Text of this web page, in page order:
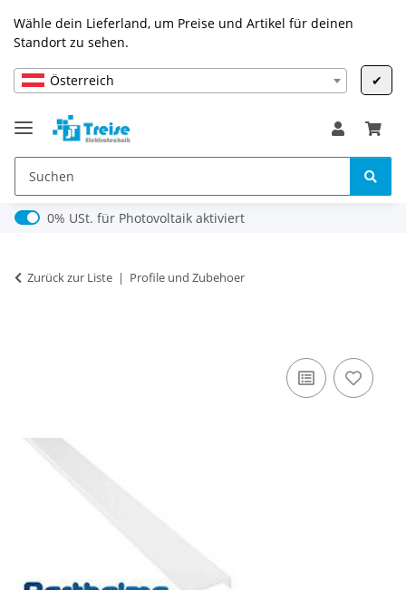
Wähle dein Lieferland, um Preise und Artikel für deinen
Standort zu sehen.
Österreich ✔
0% USt. für Photovoltaik (§ 12 Abs. 3 UStG)
0% USt. für Photovoltaik aktiviert
Zurück zur Liste Profile und Zubehoer